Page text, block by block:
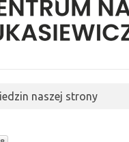
naszej strony